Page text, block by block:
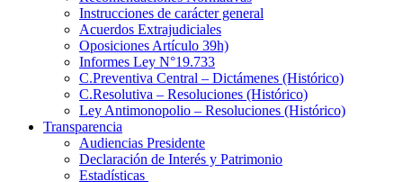
Instrucciones de carácter general
Acuerdos Extrajudiciales
Oposiciones Artículo 39h)
Informes Ley N°19.733
C.Preventiva Central – Dictámenes (Histórico)
C.Resolutiva – Resoluciones (Histórico)
Ley Antimonopolio – Resoluciones (Histórico)
Transparencia
Audiencias Presidente
Declaración de Interés y Patrimonio
Estadísticas